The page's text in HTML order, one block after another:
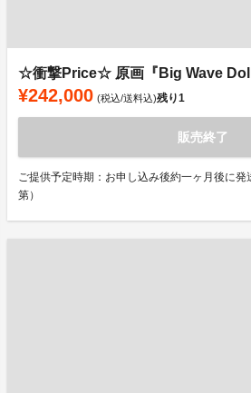
☆衝撃Price☆ 原画『Big Wave
¥242,000 (税込/送料込)残り1
販売終了
ご提供予定時期：お申し込み後約一ヶ月後に発
第）